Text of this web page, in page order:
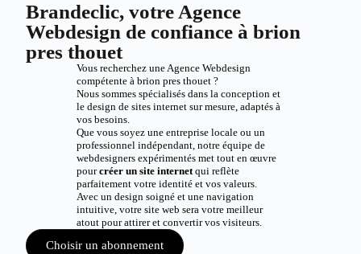
Brandeclic, votre Agence
Webdesign de confiance à brion
pres thouet
Vous recherchez une Agence Webdesign
compétente à brion pres thouet ?
Nous sommes spécialisés dans la conception et
le design de sites internet sur mesure, adaptés à
vos besoins.
Que vous soyez une entreprise locale ou un
professionnel indépendant, notre équipe de
webdesigners expérimentés met tout en œuvre
pourcréer un site internetqui reflète
parfaitement votre identité et vos valeurs.
Avec un design soigné et une navigation
intuitive, votre site web sera votre meilleur
atout pour attirer et convertir vos visiteurs.
Choisir un abonnement